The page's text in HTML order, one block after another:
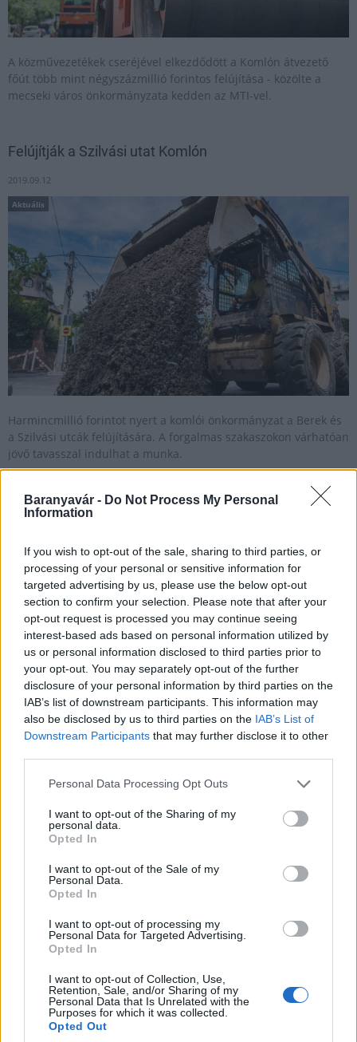
Baranyavár - Do Not Process My Personal
Information
If you wish to opt-out of the sale, sharing to third parties, or
processing of your personal or sensitive information for
targeted advertising by us, please use the below opt-out
section to confirm your selection. Please note that after your
opt-out request is processed you may continue seeing
interest-based ads based on personal information utilized by
us or personal information disclosed to third parties prior to
your opt-out. You may separately opt-out of the further
disclosure of your personal information by third parties on the
IAB’s list of downstream participants. This information may
also be disclosed by us to third parties on the IAB’s List of
Downstream Participants that may further disclose it to other
Please note that this website/app uses one or more Google
not limited to your visit or usage behaviour. You may click to
grant or deny consent to Google and its third-party tags to
use your data for below specified purposes in below Google
consent section.
Personal Data Processing Opt Outs
I want to opt-out of the Sharing of my
personal data.
Opted In
I want to opt-out of the Sale of my
Personal Data.
Opted In
I want to opt-out of processing my
Personal Data for Targeted Advertising.
Opted In
I want to opt-out of Collection, Use,
Retention, Sale, and/or Sharing of my
Personal Data that Is Unrelated with the
Purposes for which it was collected.
Opted Out
A közművezetékek cseréjével elkezdődött a Komlón átvezető
főút több mint négyszázmillió forintos felújítása - közölte a
mecseki város önkormányzata kedden az MTI-vel.
Felújítják a Szilvási utat Komlón
2019.09.12
Aktuális
Harmincmillió forintot nyert a komlói önkormányzat a Berek és
a Szilvási utcák felújítására. A forgalmas szakaszokon várhatóan
jövő tavasszal indulhat a munka.
Terv szerint halad a komlói vásárcsarnok felújítása
Elkészült a garázsok közötti parkoló és az ütemtervnek
megfelelően zajlanak a komlói vásárcsarnok külső és belső
renoválási munkálatai. A több mint 700 millió forintos,
háromnegyed részben európai uniós forrásból finanszírozott
beruházás adventre készülhet el.
Iskolafelújítások Komlón
2019.07.24